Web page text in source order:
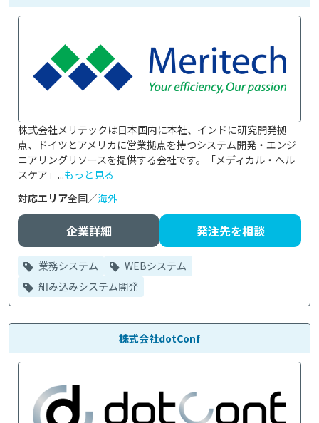
株式会社メリテックは日本国内に本社、インドに研究開発拠
点、ドイツとアメリカに営業拠点を持つシステム開発・エンジ
ニアリングリソースを提供する会社です。「メディカル・ヘル
スケア」...もっと見る
対応エリア全国／海外
企業詳細 発注先を相談
業務システム
WEBシステム
組み込みシステム開発
株式会社dotConf